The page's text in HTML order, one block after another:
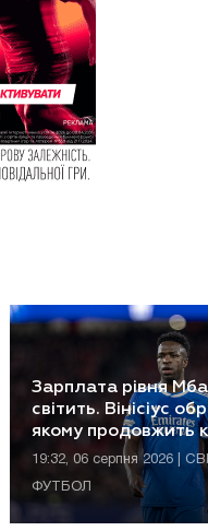
Зарплата рівня
світить. Вінісіус
якому продовжить
19:32, 06 серпня 2026 |
ФУТБОЛ